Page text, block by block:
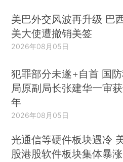
美巴外交风波再升级 巴
美大使遭撤销美签
2026年08月05日
犯罪部分未遂+自首 国
局原副局长张建华一审
年
2026年08月05日
光通信等硬件板块遇冷
股港股软件板块集体暴涨